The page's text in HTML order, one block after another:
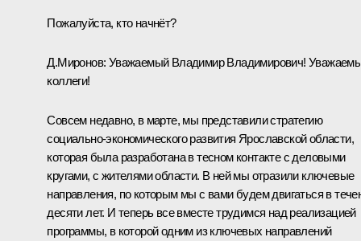
Пожалуйста, кто начнёт?
Д.Миронов: Уважаемый Владимир Владимирович!
коллеги!
Совсем недавно, в марте, мы представили стратегию
социально-экономического развития Ярославской области,
которая была разработана в тесном контакте с деловыми
кругами, с жителями области. В ней мы отразили ключевые
направления, по которым мы с вами будем двигаться в
десяти лет. И теперь все вместе трудимся над реализацией
программы, в которой одним из ключевых направлений